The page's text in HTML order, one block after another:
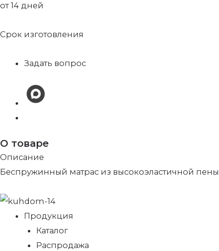
от 14 дней
Срок изготовления
Задать вопрос
О товаре
Описание
Беспружинный матрас из высокоэластичной пены
Продукция
Каталог
Распродажа